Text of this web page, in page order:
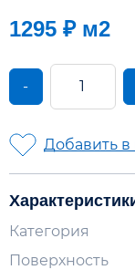
1295 ₽м2
-
Добавить
Категория
Поверхность